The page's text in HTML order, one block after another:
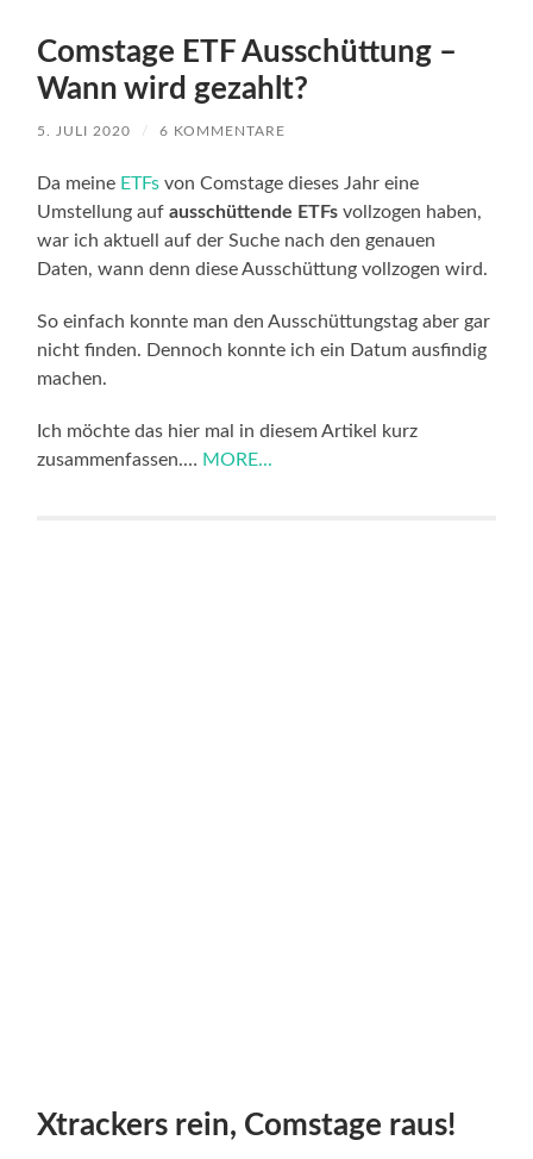
Comstage ETF Ausschüttung –
Wann wird gezahlt?
5. JULI 2020 / 6 KOMMENTARE
Da meine ETFs von Comstage dieses Jahr eine
Umstellung aufausschüttende ETFs vollzogen haben,
war ich aktuell auf der Suche nach den genauen
Daten, wann denn diese Ausschüttung vollzogen wird.
So einfach konnte man den Ausschüttungstag aber gar
nicht finden. Dennoch konnte ich ein Datum ausfindig
machen.
Ich möchte das hier mal in diesem Artikel kurz
zusammenfassen.… MORE...
Xtrackers rein, Comstage raus!